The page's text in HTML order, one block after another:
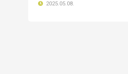
2025.05.08.